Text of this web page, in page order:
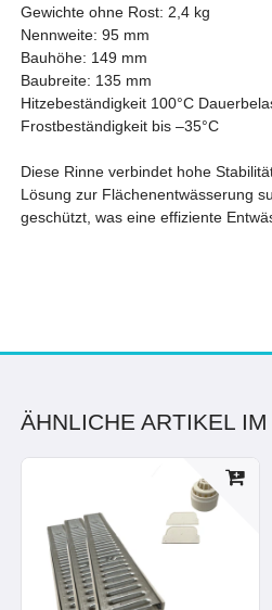
Gewichte ohne Rost: 2,4 kg
Nennweite: 95 mm
Bauhöhe: 149 mm
Baubreite: 135 mm
Hitzebeständigkeit 100°C
Frostbeständigkeit bis –35°C
Diese Rinne verbindet hohe
Lösung zur Flächenentwässerung
geschützt, was eine effiziente
ÄHNLICHE ARTIKEL IM